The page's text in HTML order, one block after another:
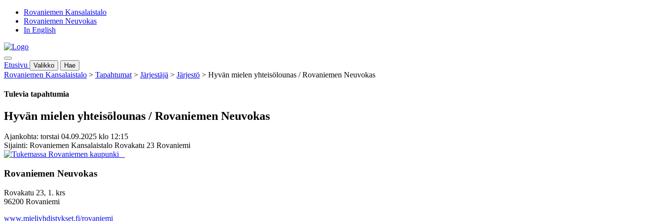
Rovaniemen Kansalaistalo
Rovaniemen Neuvokas
In English
Etusivu Valikko Hae
Rovaniemen Kansalaistalo > Tapahtumat > Järjestäjä > Järjestö > Hyvän mielen yhteisölounas / Rovaniemen Neuvokas
Tulevia tapahtumia
Hyvän mielen yhteisölounas / Rovaniemen Neuvokas
Ajankohta: torstai 04.09.2025 klo 12:15
Sijainti: Rovaniemen Kansalaistalo Rovakatu 23 Rovaniemi
Rovaniemen Neuvokas
Rovakatu 23, 1. krs
96200 Rovaniemi
www.mieliyhdistykset.fi/rovaniemi